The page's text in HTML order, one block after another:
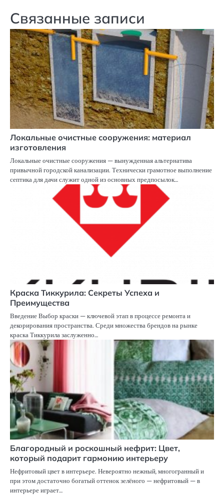
Связанные записи
Локальные очистные сооружения: материал
изготовления
Локальные очистные сооружения — вынужденная альтернатива
привычной городской канализации. Технически грамотное выполнение
септика для дачи служит одной из основных предпосылок…
Краска Тиккурила: Секреты Успеха и
Преимущества
Введение Выбор краски — ключевой этап в процессе ремонта и
декорирования пространства. Среди множества брендов на рынке
краска Тиккурила заслуженно…
Благородный и роскошный нефрит: Цвет,
который подарит гармонию интерьеру
Нефритовый цвет в интерьере. Невероятно нежный, многогранный и
при этом достаточно богатый оттенок зелёного — нефритовый — в
интерьере играет…